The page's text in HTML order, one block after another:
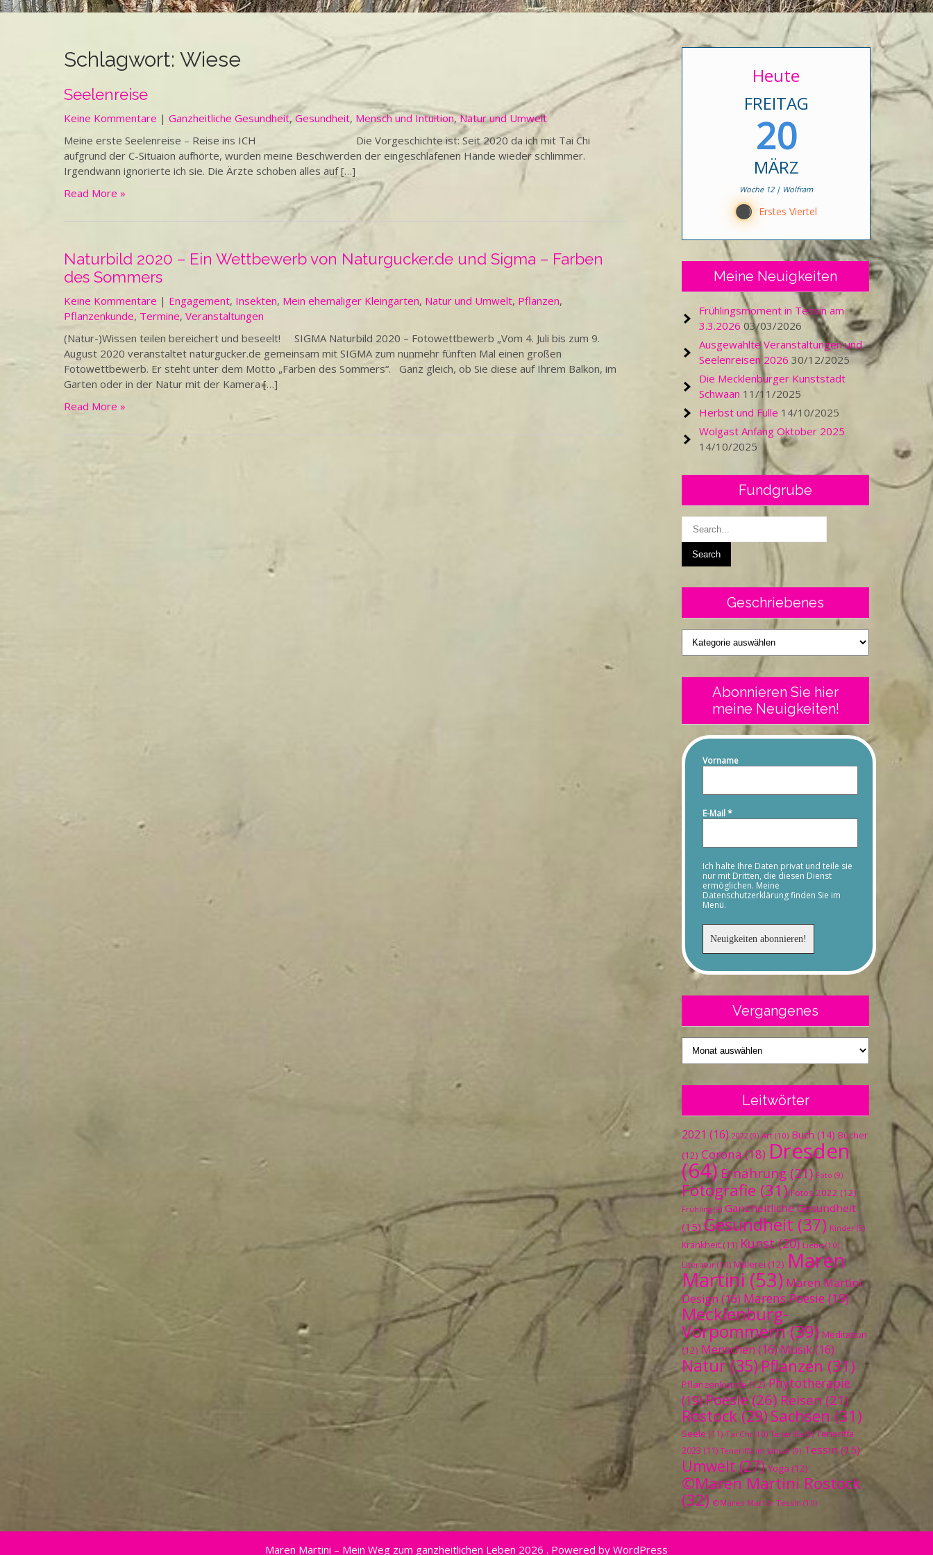
Schlagwort: Wiese
Seelenreise
Keine Kommentare | Ganzheitliche Gesundheit, Gesundheit, Mensch und Intuition,Natur und Umwelt
Meine erste Seelenreise – Reise ins ICH Die Vorgeschichte ist: Seit 2020 da ich mit Tai Chi
aufgrund der C-Situaion aufhörte, wurden meine Beschwerden der eingeschlafenen Hände wieder schlimmer.
Irgendwann ignorierte ich sie. Die Ärzte schoben alles auf […]
Read More »
Naturbild 2020 – Ein Wettbewerb von Naturgucker.de und Sigma – Farben
des Sommers
Keine Kommentare | Engagement, Insekten, Mein ehemaliger Kleingarten, Natur und Umwelt, Pflanzen,
Pflanzenkunde, Termine, Veranstaltungen
(Natur-)Wissen teilen bereichert und beseelt! SIGMA Naturbild 2020 – Fotowettbewerb „Vom 4. Juli bis zum 9.
August 2020 veranstaltet naturgucker.de gemeinsam mit SIGMA zum nunmehr fünften Mal einen großen
Fotowettbewerb. Er steht unter dem Motto „Farben des Sommers“. Ganz gleich, ob Sie diese auf Ihrem Balkon, im
Garten oder in der Natur mit der Kamera […]
Read More »
Heute
FREITAG
20
MÄRZ
Woche 12 | Wolfram
B Erstes Viertel
Meine Neuigkeiten
Frühlingsmoment in Tessin am
3.3.2026 03/03/2026
Ausgewählte Veranstaltungen und
Seelenreisen 2026 30/12/2025
Die Mecklenburger Kunststadt
Schwaan 11/11/2025
Herbst und Fülle 14/10/2025
Wolgast Anfang Oktober 2025
14/10/2025
Fundgrube
Geschriebenes
Geschriebenes
Abonnieren Sie hier
meine Neuigkeiten!
Vorname
E-Mail*
Ich halte Ihre Daten privat und teile sie
nur mit Dritten, die diesen Dienst
ermöglichen. Meine
Datenschutzerklärung finden Sie im
Menü.
Vergangenes
Vergangenes
Leitwörter
2021 (16) 2022 (9) Art (10) Buch (14) Bücher
(12) Corona(18) Dresden
(64) Ernährung (21) Foto (9)
Fotografie (31) Fotos 2022 (12)
Frühling (9) Ganzheitliche Gesundheit
(15) Gesundheit (37) Kinder (9)
Krankheit (11) Kunst(20) Liebe(10)
Literatur (10) Malerei (12) Maren
Martini(53) Maren Martini
Design (16) Marens Poesie (19)
Mecklenburg-
Vorpommern(39) Meditation
(12) Menschen (16) Musik(16)
Natur(35)Pflanzen (31)
Pflanzenkunde(12) Phytotherapie
(19)Poesie(26) Reisen(21)
Rostock (29) Sachsen (31)
Seele (11) Tai Chi (10) Teneriffa (9) Teneriffa
2023 (11) Teneriffa im Januar(9) Tessin (15)
Umwelt (27) Yoga (12)
©Maren Martini Rostock
(32) ©Maren Martini Tessin (10)
Maren Martini – Mein Weg zum ganzheitlichen Leben 2026 . Powered by WordPress